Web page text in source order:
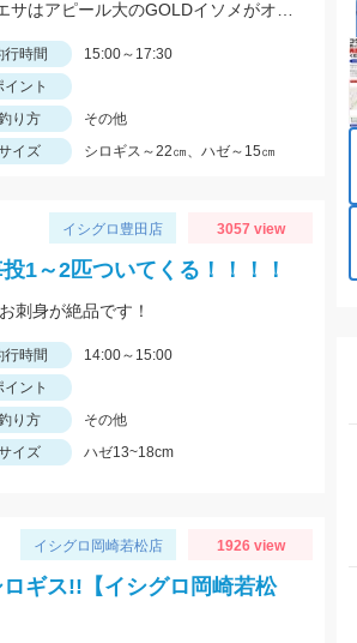
行時間
15:00～17:30
イント
り方
その他
イズ シロギス～22㎝、ハゼ～15㎝
イシグロ豊田店 3057 view
1～2匹ついてくる！！！！
刺身が絶品です！
行時間
14:00～15:00
イント
り方
その他
イズ ハゼ13~18cm
イシグロ岡崎若松店 1926 view
ギス!!【イシグロ岡崎若松